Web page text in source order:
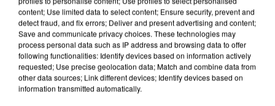
content; Use limited data to select content; Ensure security, prevent and
detect fraud, and fix errors; Deliver and present advertising and content;
Save and communicate privacy choices. These technologies may
process personal data such as IP address and browsing data to offer
following functionalities: Identify devices based on information actively
requested; Use precise geolocation data; Match and combine data from
other data sources; Link different devices; Identify devices based on
information transmitted automatically.